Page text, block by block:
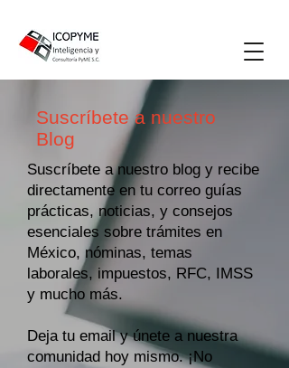
Suscríbete a nuestro
Blog
Suscríbete a nuestro blog y recibe
directamente en tu correo guías
prácticas, noticias, y consejos
esenciales sobre trámites en
México, nóminas, temas
laborales, impuestos, RFC, IMSS
y mucho más.
Deja tu email y únete a nuestra
comunidad hoy mismo. ¡No